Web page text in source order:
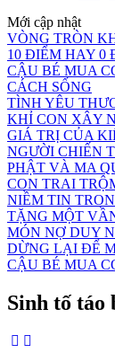
Mới cập nhật
VÒNG TRÒN
10 ĐIỂM HAY 0
CẬU BÉ MUA
CÁCH SỐNG
TÌNH YÊU
KHỈ CON XÂY
GIÁ TRỊ CỦA
NGƯỜI CHIẾN
PHẬT VÀ MA
CON TRAI
NIỀM TIN
TẶNG MỘT
MÓN NỢ DUY
DỪNG LẠI ĐỂ
CẬU BÉ MUA
Sinh tố táo